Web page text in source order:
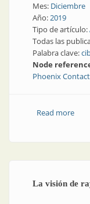
Mes: Diciembre
Año:2019
Tipo de artículo:
Todas las
Palabra clave:
Node
Phoenix Contact
Read more
La visión de